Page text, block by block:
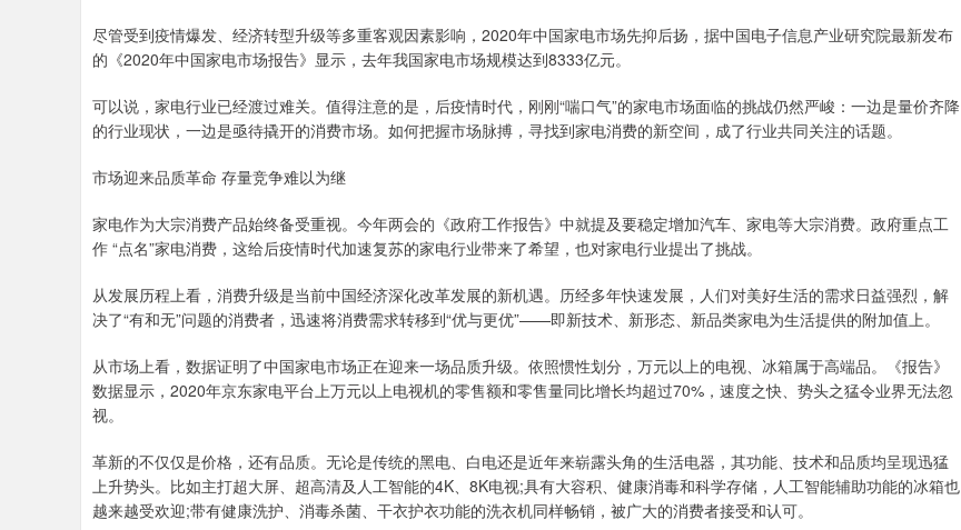
尽管受到疫情爆发、经济转型升级等多重客观因素影响，2020年中国家电市场先抑后扬，据中国电子信息产业研究院最新发布
的《2020年中国家电市场报告》显示，去年我国家电市场规模达到8333亿元。
可以说，家电行业已经渡过难关。值得注意的是，后疫情时代，刚刚“喘口气”的家电市场面临的挑战仍然严峻：一边是量价齐降
的行业现状，一边是亟待撬开的消费市场。如何把握市场脉搏，寻找到家电消费的新空间，成了行业共同关注的话题。
市场迎来品质革命 存量竞争难以为继
家电作为大宗消费产品始终备受重视。今年两会的《政府工作报告》中就提及要稳定增加汽车、家电等大宗消费。政府重点工
作 “点名”家电消费，这给后疫情时代加速复苏的家电行业带来了希望，也对家电行业提出了挑战。
从发展历程上看，消费升级是当前中国经济深化改革发展的新机遇。历经多年快速发展，人们对美好生活的需求日益强烈，解
决了“有和无”问题的消费者，迅速将消费需求转移到“优与更优”——即新技术、新形态、新品类家电为生活提供的附加值上。
从市场上看，数据证明了中国家电市场正在迎来一场品质升级。依照惯性划分，万元以上的电视、冰箱属于高端品。《报告》
数据显示，2020年京东家电平台上万元以上电视机的零售额和零售量同比增长均超过70%，速度之快、势头之猛令业界无法忽
视。
革新的不仅仅是价格，还有品质。无论是传统的黑电、白电还是近年来崭露头角的生活电器，其功能、技术和品质均呈现迅猛
上升势头。比如主打超大屏、超高清及人工智能的4K、8K电视;具有大容积、健康消毒和科学存储，人工智能辅助功能的冰箱也
越来越受欢迎;带有健康洗护、消毒杀菌、干衣护衣功能的洗衣机同样畅销，被广大的消费者接受和认可。